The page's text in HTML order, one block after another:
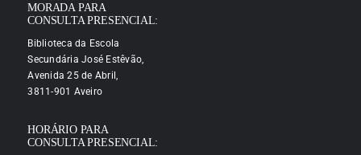
MORADA PARA
CONSULTA PRESENCIAL:
Biblioteca da Escola
Secundária José Estêvão,
Avenida 25 de Abril,
3811-901 Aveiro
HORÁRIO PARA
CONSULTA PRESENCIAL: